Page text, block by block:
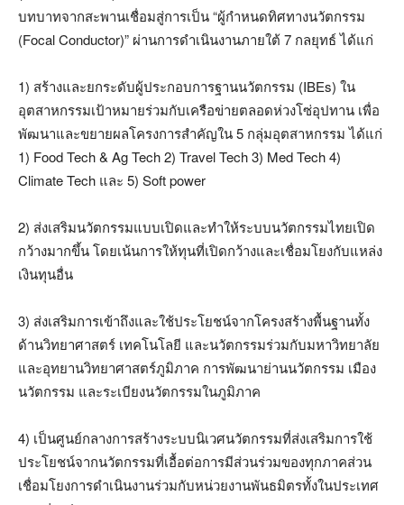
บทบาทจากสะพานเชื่อมสู่การเป็น “ผู้กำหนดทิศทางนวัตกรรม
(Focal Conductor)” ผ่านการดำเนินงานภายใต้ 7 กลยุทธ์ ได้แก่
1) สร้างและยกระดับผู้ประกอบการฐานนวัตกรรม (IBEs) ใน
อุตสาหกรรมเป้าหมายร่วมกับเครือข่ายตลอดห่วงโซ่อุปทาน เพื่อ
พัฒนาและขยายผลโครงการสำคัญใน 5 กลุ่มอุตสาหกรรม ได้แก่
1) Food Tech & Ag Tech 2) Travel Tech 3) Med Tech 4)
Climate Tech และ 5) Soft power
2) ส่งเสริมนวัตกรรมแบบเปิดและทำให้ระบบนวัตกรรมไทยเปิด
กว้างมากขึ้น โดยเน้นการให้ทุนที่เปิดกว้างและเชื่อมโยงกับแหล่ง
เงินทุนอื่น
3) ส่งเสริมการเข้าถึงและใช้ประโยชน์จากโครงสร้างพื้นฐานทั้ง
ด้านวิทยาศาสตร์ เทคโนโลยี และนวัตกรรมร่วมกับมหาวิทยาลัย
และอุทยานวิทยาศาสตร์ภูมิภาค การพัฒนาย่านนวัตกรรม เมือง
นวัตกรรม และระเบียงนวัตกรรมในภูมิภาค
4) เป็นศูนย์กลางการสร้างระบบนิเวศนวัตกรรมที่ส่งเสริมการใช้
ประโยชน์จากนวัตกรรมที่เอื้อต่อการมีส่วนร่วมของทุกภาคส่วน
เชื่อมโยงการดำเนินงานร่วมกับหน่วยงานพันธมิตรทั้งในประเทศ